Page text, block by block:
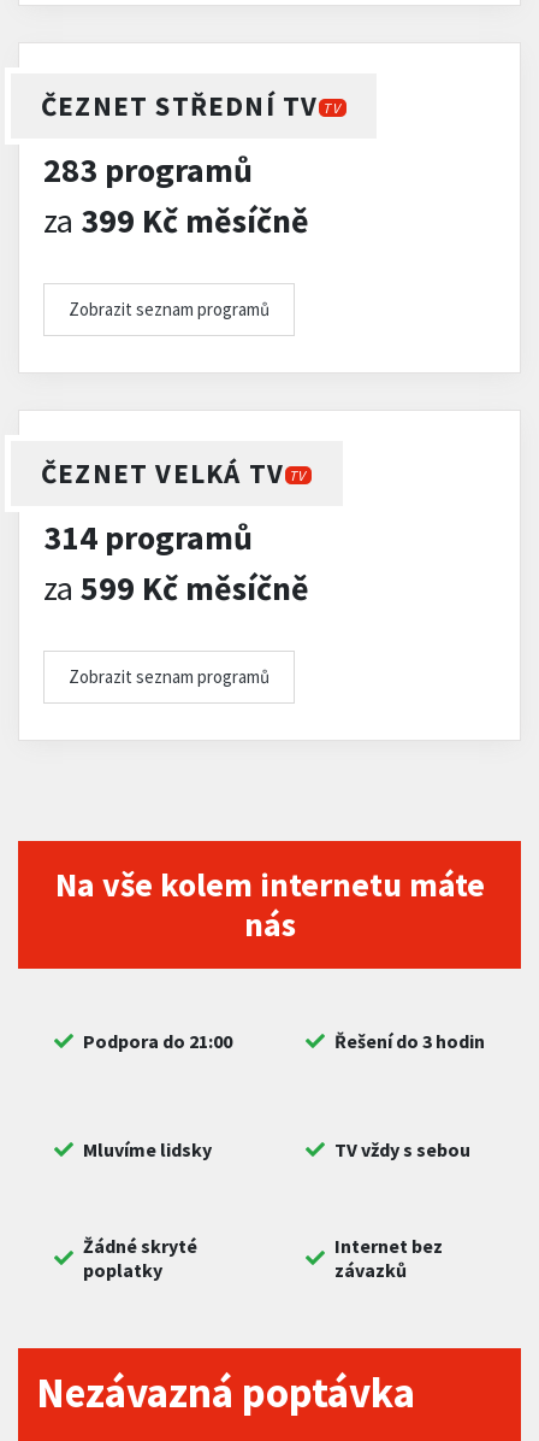
ČEZNET STŘEDNÍ TV TV
283 programů
za 399 Kč měsíčně
Zobrazit seznam programů
ČEZNET VELKÁ TV TV
314 programů
za 599 Kč měsíčně
Zobrazit seznam programů
Na vše kolem internetu máte
nás
Podpora do 21:00 Řešení do 3 hodin
Mluvíme lidsky TV vždy s sebou
Žádné skryté
poplatky
Internet bez
závazků
Nezávazná poptávka